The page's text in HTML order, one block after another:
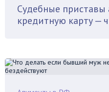
Судебные приставы
кредитную карту —